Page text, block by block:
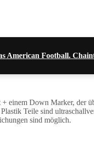
American Football.
einem Down Marker, der
Teile sind
sind möglich.